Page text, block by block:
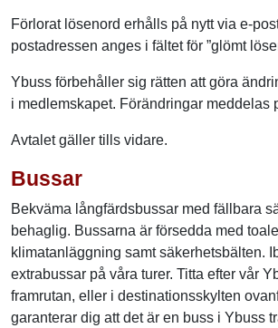
Förlorat lösenord erhålls på nytt via e-
postadressen anges i fältet för ”glömt
Ybuss förbehåller sig rätten att göra
i medlemskapet. Förändringar meddelas
Avtalet gäller tills vidare.
Bussar
Bekväma långfärdsbussar med fällbara
behaglig. Bussarna är försedda med
klimatanläggning samt säkerhetsbälten.
extrabussar på våra turer. Titta efter vår
framrutan, eller i destinationsskylten
garanterar dig att det är en buss i Ybuss